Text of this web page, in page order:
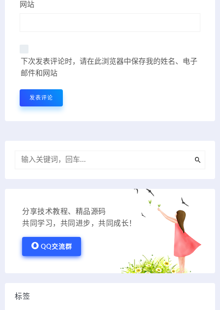
网站
下次发表评论时，请在此浏览器中保存我的姓名、电子
邮件和网站
分享技术教程、精品源码
共同学习，共同进步，共同成长！
QQ交流群
标签